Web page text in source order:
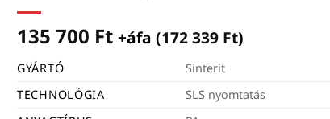
135 700 Ft +áfa (172 339 Ft)
GYÁRTÓ
Sinterit
TECHNOLÓGIA
SLS nyomtatás